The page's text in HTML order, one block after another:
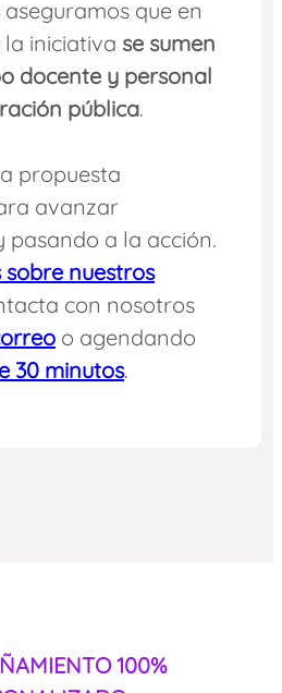
aseguramos que en
iniciativa se sumen
docente y personal
pública.
propuesta
avanzar
pasando a la acción.
sobre nuestros
con nosotros
o agendando
30 minutos.
100%